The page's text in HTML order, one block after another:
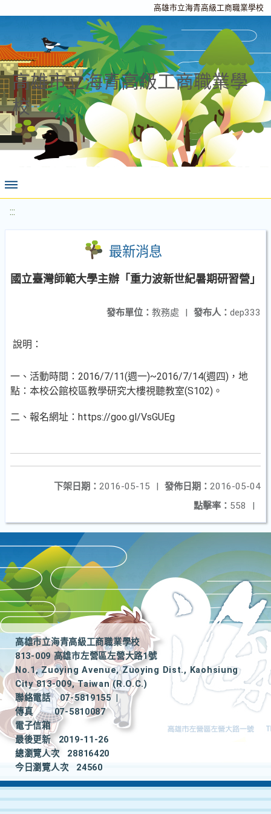
高雄市立海青高級工商職業學校
高雄市立海青高級工商職業學
校
:::
最新消息
國立臺灣師範大學主辦「重力波新世紀暑期研習營」
發布人： dep333
發布單位： 教務處 |
說明：
一、活動時間：2016/7/11(週一)~2016/7/14(週四)，地
點：本校公館校區教學研究大樓視聽教室(S102)。
二、報名網址：https://goo.gl/VsGUEg
發佈日期： 2016-05-04
下架日期： 2016-05-15
|
點擊率： 558 |
高雄市立海青高級工商職業學校
813-009 高雄市左營區左營大路1號
No.1, Zuoying Avenue, Zuoying Dist., Kaohsiung
City 813-009, Taiwan (R.O.C.)
聯絡電話
07-5819155
|
傳真
07-5810087
電子信箱
最後更新
2019-11-26
總瀏覽人次
28816420
今日瀏覽人次
24560